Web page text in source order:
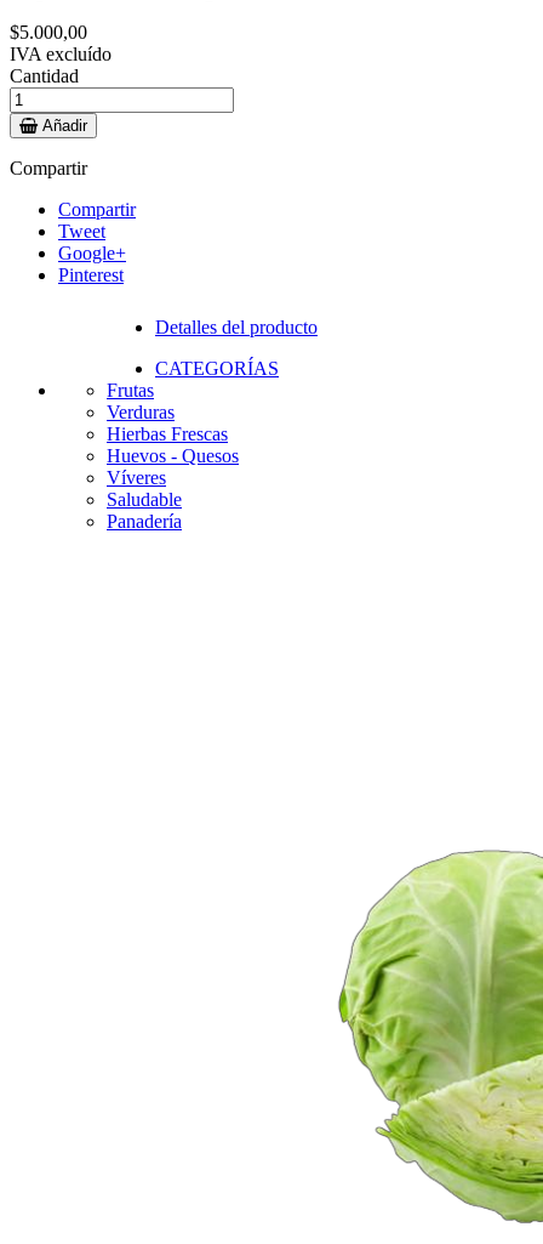
$5.000,00
IVA excluído
Cantidad
Añadir
Compartir
Compartir
Tweet
Google+
Pinterest
Detalles del producto
CATEGORÍAS
Frutas
Verduras
Hierbas Frescas
Huevos - Quesos
Víveres
Saludable
Panadería